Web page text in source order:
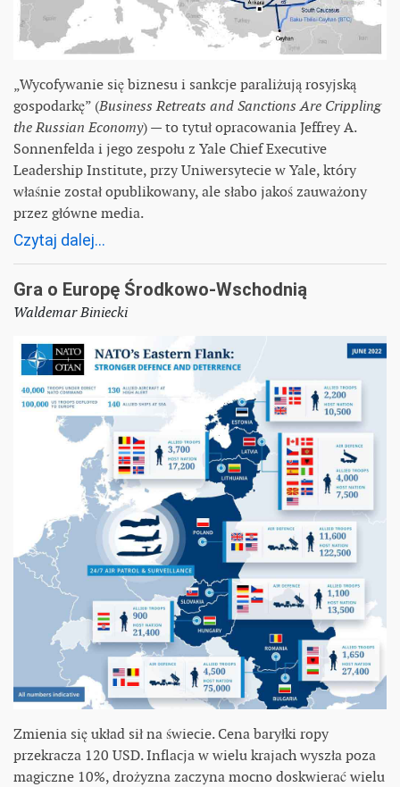
„Wycofywanie się biznesu i sankcje paraliżują rosyjską
gospodarkę” (Business Retreats and Sanctions Are Crippling
the Russian Economy) — to tytuł opracowania Jeffrey A.
Sonnenfelda i jego zespołu z Yale Chief Executive
Leadership Institute, przy Uniwersytecie w Yale, który
właśnie został opublikowany, ale słabo jakoś zauważony
przez główne media.
Czytaj dalej...
Gra o Europę Środkowo-Wschodnią
Waldemar Biniecki
Zmienia się układ sił na świecie. Cena baryłki ropy
przekracza 120 USD. Inflacja w wielu krajach wyszła poza
magiczne 10%, drożyzna zaczyna mocno doskwierać wielu